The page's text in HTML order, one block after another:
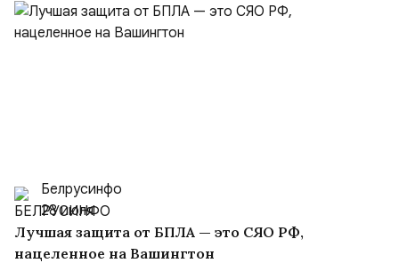
Белрусинфо
28 июля
Лучшая защита от БПЛА — это СЯО РФ,
нацеленное на Вашингтон